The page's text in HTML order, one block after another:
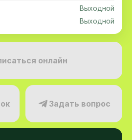
Выходной
Выходной
онлайн
Задать вопрос